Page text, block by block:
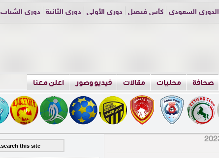
الدوري السعودي كأس فيصل دوري الأولى دوري الثانية
دوري الشباب
صحافة محليات مقالات فيديو وصور اعلن معنا